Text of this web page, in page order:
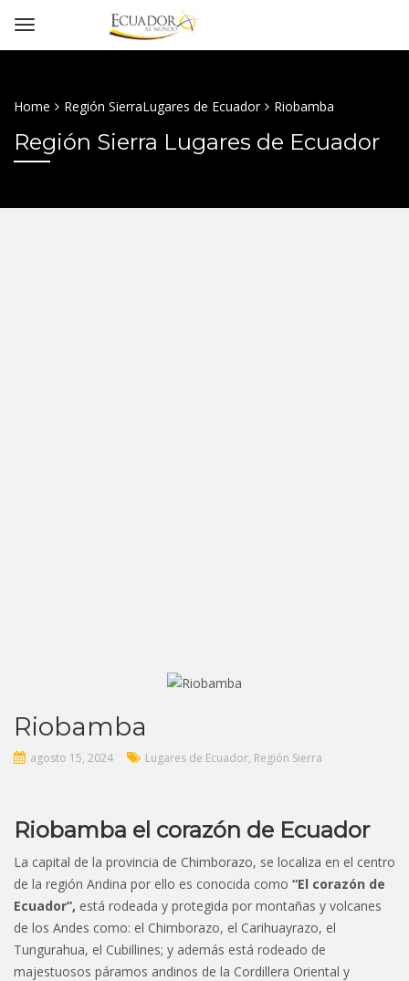
Home Región SierraLugares de Ecuador Riobamba
Región Sierra Lugares de Ecuador
Riobamba
agosto 15, 2024 Lugares de Ecuador, Región Sierra
Riobamba el corazón de Ecuador
La capital de la provincia de Chimborazo, se localiza en el centro
de la región Andina por ello es conocida como “El corazón de
Ecuador”, está rodeada y protegida por montañas y volcanes
de los Andes como: el Chimborazo, el Carihuayrazo, el
Tungurahua, el Cubillines; y además está rodeado de
majestuosos páramos andinos de la Cordillera Oriental y